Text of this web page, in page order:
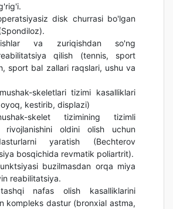
disk churrasi bo'lgan
va zuriqishdan so'ng
qilish (tennis, sport
sport bal zallari raqslari, ushu va
skeletlari tizimi kasalliklari
kestirib, displazi)
skelet tizimining tizimli
rivojlanishini oldini olish uchun
yaratish (Bechterov
bosqichida revmatik poliartrit).
buzilmasdan orqa miya
reabilitatsiya.
nafas olish kasalliklarini
kompleks dastur (bronxial astma,